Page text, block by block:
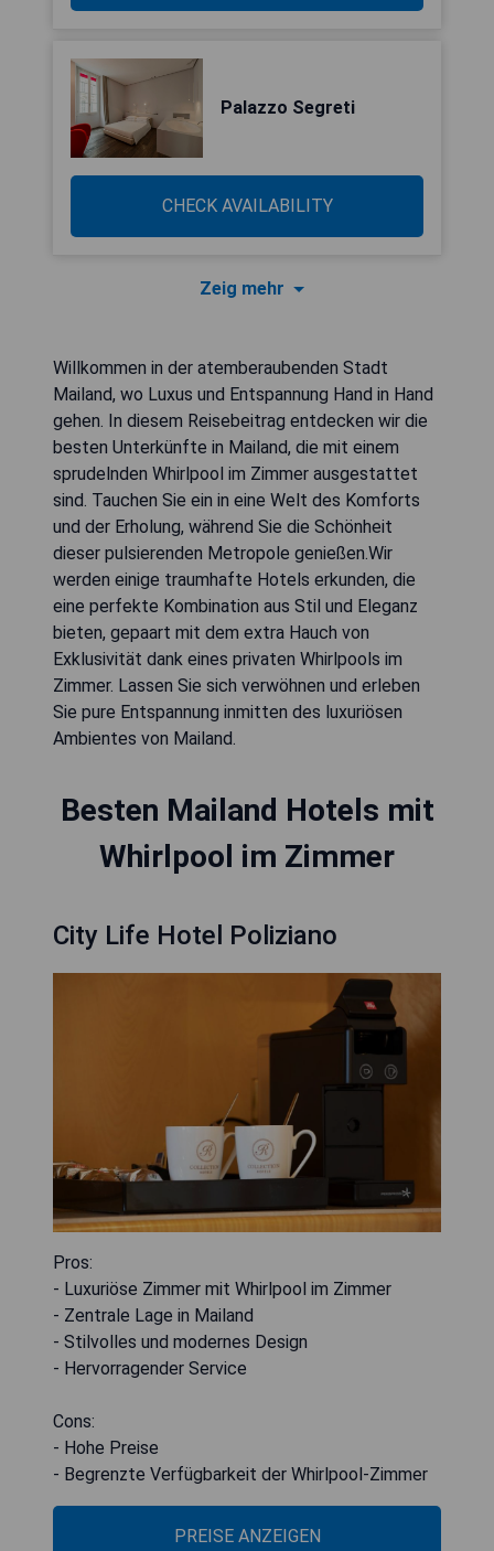
Palazzo Segreti
CHECK AVAILABILITY
Zeig mehr
Willkommen in der atemberaubenden Stadt
Mailand, wo Luxus und Entspannung Hand in Hand
gehen. In diesem Reisebeitrag entdecken wir die
besten Unterkünfte in Mailand, die mit einem
sprudelnden Whirlpool im Zimmer ausgestattet
sind. Tauchen Sie ein in eine Welt des Komforts
und der Erholung, während Sie die Schönheit
dieser pulsierenden Metropole genießen.Wir
werden einige traumhafte Hotels erkunden, die
eine perfekte Kombination aus Stil und Eleganz
bieten, gepaart mit dem extra Hauch von
Exklusivität dank eines privaten Whirlpools im
Zimmer. Lassen Sie sich verwöhnen und erleben
Sie pure Entspannung inmitten des luxuriösen
Ambientes von Mailand.
Besten Mailand Hotels mit
Whirlpool im Zimmer
City Life Hotel Poliziano
Pros:
- Luxuriöse Zimmer mit Whirlpool im Zimmer
- Zentrale Lage in Mailand
- Stilvolles und modernes Design
- Hervorragender Service
Cons:
- Hohe Preise
- Begrenzte Verfügbarkeit der Whirlpool-Zimmer
PREISE ANZEIGEN